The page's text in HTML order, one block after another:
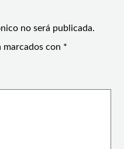
no será publicada.
marcados con *